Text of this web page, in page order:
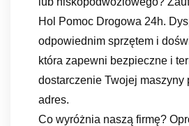
Hol Pomoc Drogowa 24h.
odpowiednim sprzętem i
która zapewni bezpieczne i
dostarczenie Twojej maszyny
adres.
Co wyróżnia naszą firmę?